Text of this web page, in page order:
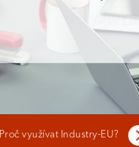
Proč využívat Industry-EU?